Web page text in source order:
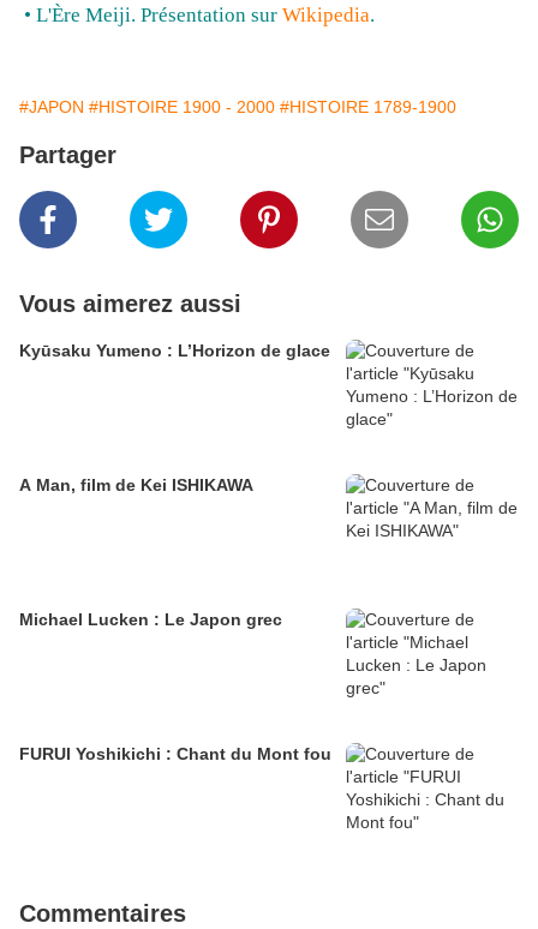
• L'Ère Meiji. Présentation sur Wikipedia.
#JAPON #HISTOIRE 1900 - 2000 #HISTOIRE 1789-1900
Partager
Vous aimerez aussi
Kyūsaku Yumeno : L’Horizon de glace
A Man, film de Kei ISHIKAWA
Michael Lucken : Le Japon grec
FURUI Yoshikichi : Chant du Mont fou
Commentaires